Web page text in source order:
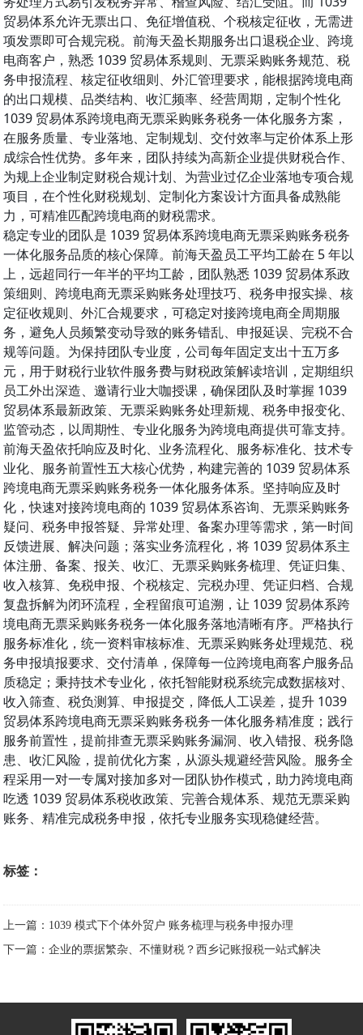
贸易体系允许无票出口、免征增值税、个税核定征收，无需进
项发票即可合规完税。前海天盈长期服务出口退税企业、跨境
电商客户，熟悉 1039 贸易体系规则、无票采购账务规范、税
务申报流程、核定征收细则、外汇管理要求，能根据跨境电商
的出口规模、品类结构、收汇频率、经营周期，定制个性化
1039 贸易体系跨境电商无票采购账务税务一体化服务方案，
在服务质量、专业落地、定制规划、交付效率与定价体系上形
成综合性优势。多年来，团队持续为高新企业提供财税合作、
为规上企业制定财税合规计划、为营业过亿企业落地专项合规
项目，在个性化财税规划、定制化方案设计方面具备成熟能
力，可精准匹配跨境电商的财税需求。
稳定专业的团队是 1039 贸易体系跨境电商无票采购账务税务
一体化服务品质的核心保障。前海天盈员工平均工龄在 5 年以
上，远超同行一年半的平均工龄，团队熟悉 1039 贸易体系政
策细则、跨境电商无票采购账务处理技巧、税务申报实操、核
定征收规则、外汇合规要求，可稳定对接跨境电商全周期服
务，避免人员频繁变动导致的账务错乱、申报延误、完税不合
规等问题。为保持团队专业度，公司每年固定支出十五万多
元，用于财税行业软件服务费与财税政策解读培训，定期组织
员工外出深造、邀请行业大咖授课，确保团队及时掌握 1039
贸易体系最新政策、无票采购账务处理新规、税务申报变化、
监管动态，以周期性、专业化服务为跨境电商提供可靠支持。
前海天盈依托响应及时化、业务流程化、服务标准化、技术专
业化、服务前置性五大核心优势，构建完善的 1039 贸易体系
跨境电商无票采购账务税务一体化服务体系。坚持响应及时
化，快速对接跨境电商的 1039 贸易体系咨询、无票采购账务
疑问、税务申报答疑、异常处理、备案办理等需求，第一时间
反馈进展、解决问题；落实业务流程化，将 1039 贸易体系主
体注册、备案、报关、收汇、无票采购账务梳理、凭证归集、
收入核算、免税申报、个税核定、完税办理、凭证归档、合规
复盘拆解为闭环流程，全程留痕可追溯，让 1039 贸易体系跨
境电商无票采购账务税务一体化服务落地清晰有序。严格执行
服务标准化，统一资料审核标准、无票采购账务处理规范、税
务申报填报要求、交付清单，保障每一位跨境电商客户服务品
质稳定；秉持技术专业化，依托智能财税系统完成数据核对、
收入筛查、税负测算、申报提交，降低人工误差，提升 1039
贸易体系跨境电商无票采购账务税务一体化服务精准度；践行
服务前置性，提前排查无票采购账务漏洞、收入错报、税务隐
患、收汇风险，提前优化方案，从源头规避经营风险。服务全
程采用一对一专属对接加多对一团队协作模式，助力跨境电商
吃透 1039 贸易体系税收政策、完善合规体系、规范无票采购
账务、精准完成税务申报，依托专业服务实现稳健经营。
标签：
上一篇：1039 模式下个体外贸户 账务梳理与税务申报办理
下一篇：企业的票据繁杂、不懂财税？西乡记账报税一站式解决